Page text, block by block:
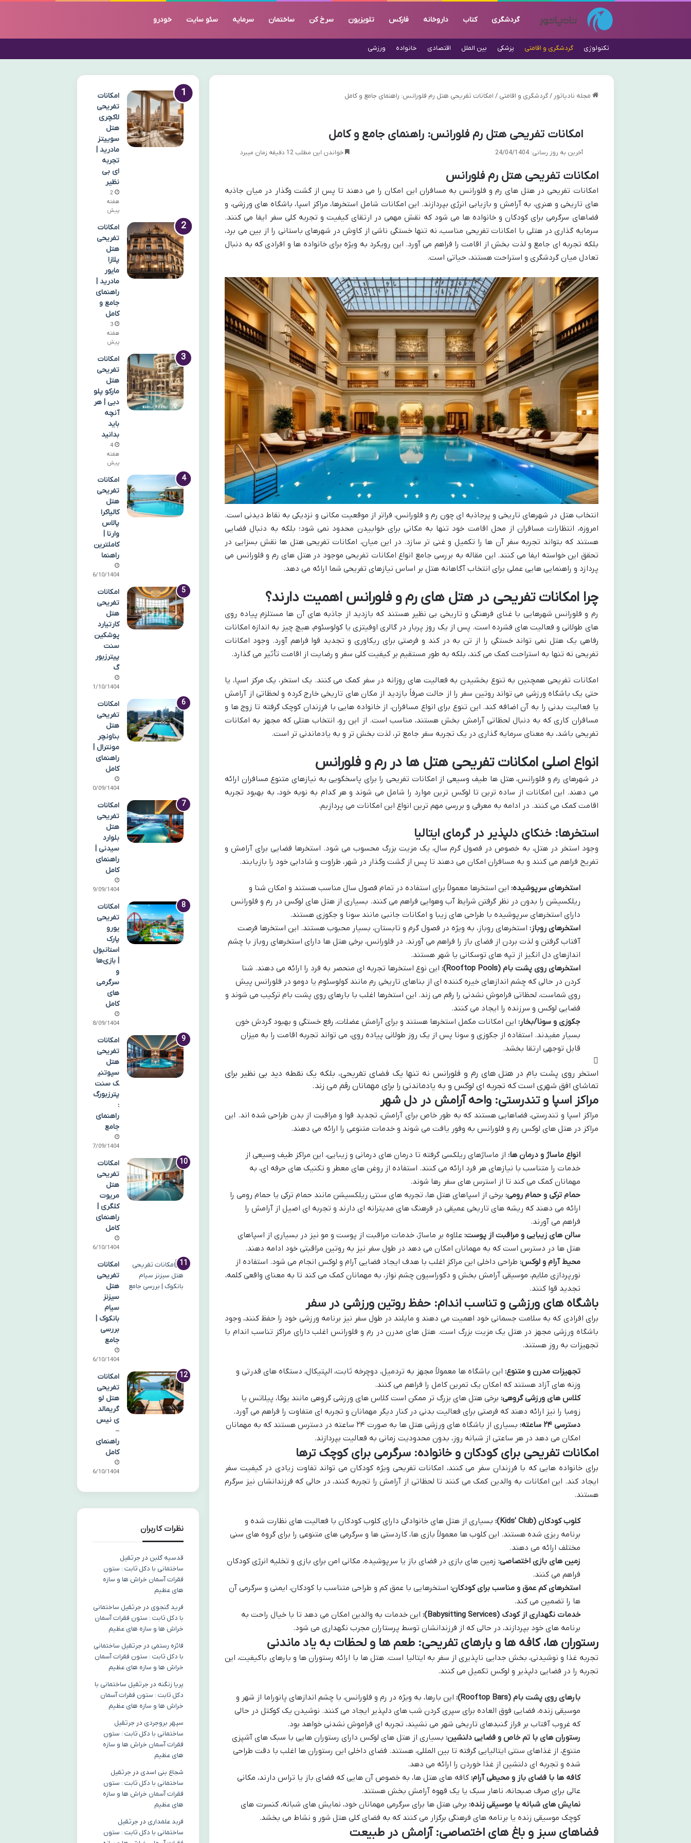
گردشگری کتاب داروخانه فارکس تلویزیون سرخ کن ساختمان سرمایه سئو سایت خودرو
تکنولوژی گردشگری و اقامتی پزشکی بین الملل اقتصادی خانواده ورزشی
مجله نادیاتور / گردشگری و اقامتی / امکانات تفریحی هتل رم فلورانس: راهنمای جامع و کامل
امکانات تفریحی هتل رم فلورانس: راهنمای جامع و کامل
آخرین به روز رسانی: 24/04/1404 خواندن این مطلب 12 دقیقه زمان میبرد
امکانات تفریحی هتل رم فلورانس
امکانات تفریحی در هتل های رم و فلورانس به مسافران این امکان را می دهند تا پس از گشت وگذار در میان جاذبه
های تاریخی و هنری، به آرامش و بازیابی انرژی بپردازند. این امکانات شامل استخرها، مراکز اسپا، باشگاه های ورزشی، و
فضاهای سرگرمی برای کودکان و خانواده ها می شود که نقش مهمی در ارتقای کیفیت و تجربه کلی سفر ایفا می کنند.
سرمایه گذاری در هتلی با امکانات تفریحی مناسب، نه تنها خستگی ناشی از کاوش در شهرهای باستانی را از بین می برد،
بلکه تجربه ای جامع و لذت بخش از اقامت را فراهم می آورد. این رویکرد به ویژه برای خانواده ها و افرادی که به دنبال
تعادل میان گردشگری و استراحت هستند، حیاتی است.
انتخاب هتل در شهرهای تاریخی و پرجاذبه ای چون رم و فلورانس، فراتر از موقعیت مکانی و نزدیکی به نقاط دیدنی است.
امروزه، انتظارات مسافران از محل اقامت خود تنها به مکانی برای خوابیدن محدود نمی شود؛ بلکه به دنبال فضایی
هستند که بتواند تجربه سفر آن ها را تکمیل و غنی تر سازد. در این میان، امکانات تفریحی هتل ها نقش بسزایی در
تحقق این خواسته ایفا می کنند. این مقاله به بررسی جامع انواع امکانات تفریحی موجود در هتل های رم و فلورانس می
پردازد و راهنمایی هایی عملی برای انتخاب آگاهانه هتل بر اساس نیازهای تفریحی شما ارائه می دهد.
چرا امکانات تفریحی در هتل های رم و فلورانس اهمیت دارند؟
رم و فلورانس شهرهایی با غنای فرهنگی و تاریخی بی نظیر هستند که بازدید از جاذبه های آن ها مستلزم پیاده روی
های طولانی و فعالیت های فشرده است. پس از یک روز پربار در گالری اوفیتزی یا کولوسئوم، هیچ چیز به اندازه امکانات
رفاهی یک هتل نمی تواند خستگی را از تن به در کند و فرصتی برای ریکاوری و تجدید قوا فراهم آورد. وجود امکانات
تفریحی نه تنها به استراحت کمک می کند، بلکه به طور مستقیم بر کیفیت کلی سفر و رضایت از اقامت تأثیر می گذارد.
امکانات تفریحی همچنین به تنوع بخشیدن به فعالیت های روزانه در سفر کمک می کنند. یک استخر، یک مرکز اسپا، یا
حتی یک باشگاه ورزشی می تواند روتین سفر را از حالت صرفاً بازدید از مکان های تاریخی خارج کرده و لحظاتی از آرامش
یا فعالیت بدنی را به آن اضافه کند. این تنوع برای انواع مسافران، از خانواده هایی با فرزندان کوچک گرفته تا زوج ها و
مسافران کاری که به دنبال لحظاتی آرامش بخش هستند، مناسب است. از این رو، انتخاب هتلی که مجهز به امکانات
تفریحی باشد، به معنای سرمایه گذاری در یک تجربه سفر جامع تر، لذت بخش تر و به یادماندنی تر است.
انواع اصلی امکانات تفریحی هتل ها در رم و فلورانس
در شهرهای رم و فلورانس، هتل ها طیف وسیعی از امکانات تفریحی را برای پاسخگویی به نیازهای متنوع مسافران ارائه
می دهند. این امکانات از ساده ترین تا لوکس ترین موارد را شامل می شوند و هر کدام به نوبه خود، به بهبود تجربه
اقامت کمک می کنند. در ادامه به معرفی و بررسی مهم ترین انواع این امکانات می پردازیم.
استخرها: خنکای دلپذیر در گرمای ایتالیا
وجود استخر در هتل، به خصوص در فصول گرم سال، یک مزیت بزرگ محسوب می شود. استخرها فضایی برای آرامش و
تفریح فراهم می کنند و به مسافران امکان می دهند تا پس از گشت وگذار در شهر، طراوت و شادابی خود را بازیابند.
استخرهای سرپوشیده: این استخرها معمولاً برای استفاده در تمام فصول سال مناسب هستند و امکان شنا و
ریلکسیشن را بدون در نظر گرفتن شرایط آب وهوایی فراهم می کنند. بسیاری از هتل های لوکس در رم و فلورانس
دارای استخرهای سرپوشیده با طراحی های زیبا و امکانات جانبی مانند سونا و جکوزی هستند.
استخرهای روباز: استخرهای روباز، به ویژه در فصول گرم و تابستان، بسیار محبوب هستند. این استخرها فرصت
آفتاب گرفتن و لذت بردن از فضای باز را فراهم می آورند. در فلورانس، برخی هتل ها دارای استخرهای روباز با چشم
اندازهای دل انگیز از تپه های توسکانی یا شهر هستند.
استخرهای روی پشت بام (Rooftop Pools):
این نوع استخرها تجربه ای منحصر به فرد را ارائه می دهند. شنا
کردن در حالی که چشم اندازهای خیره کننده ای از بناهای تاریخی رم مانند کولوسئوم یا دومو در فلورانس پیش
روی شماست، لحظاتی فراموش نشدنی را رقم می زند. این استخرها اغلب با بارهای روی پشت بام ترکیب می شوند و
فضایی لوکس و سرزنده را ایجاد می کنند.
جکوزی و سونا/بخار: این امکانات مکمل استخرها هستند و برای آرامش عضلات، رفع خستگی و بهبود گردش خون
بسیار مفیدند. استفاده از جکوزی و سونا پس از یک روز طولانی پیاده روی، می تواند تجربه اقامت را به میزان
قابل توجهی ارتقا بخشد.
استخر روی پشت بام در هتل های رم و فلورانس نه تنها یک فضای تفریحی، بلکه یک نقطه دید بی نظیر برای
تماشای افق شهری است که تجربه ای لوکس و به یادماندنی را برای مهمانان رقم می زند.
مراکز اسپا و تندرستی: واحه آرامش در دل شهر
مراکز اسپا و تندرستی، فضاهایی هستند که به طور خاص برای آرامش، تجدید قوا و مراقبت از بدن طراحی شده اند. این
مراکز در هتل های لوکس رم و فلورانس به وفور یافت می شوند و خدمات متنوعی را ارائه می دهند.
انواع ماساژ و درمان ها: از ماساژهای ریلکسی گرفته تا درمان های درمانی و زیبایی، این مراکز طیف وسیعی از
خدمات را متناسب با نیازهای هر فرد ارائه می کنند. استفاده از روغن های معطر و تکنیک های حرفه ای، به
مهمانان کمک می کند تا از استرس های سفر رها شوند.
حمام ترکی و حمام رومی: برخی از اسپاهای هتل ها، تجربه های سنتی ریلکسیشن مانند حمام ترکی یا حمام رومی را
ارائه می دهند که ریشه های تاریخی عمیقی در فرهنگ های مدیترانه ای دارند و تجربه ای اصیل از آرامش را
فراهم می آورند.
سالن های زیبایی و مراقبت از پوست: علاوه بر ماساژ، خدمات مراقبت از پوست و مو نیز در بسیاری از اسپاهای
هتل ها در دسترس است که به مهمانان امکان می دهد در طول سفر نیز به روتین مراقبتی خود ادامه دهند.
محیط آرام و لوکس: طراحی داخلی این مراکز اغلب با هدف ایجاد فضایی آرام و لوکس انجام می شود. استفاده از
نورپردازی ملایم، موسیقی آرامش بخش و دکوراسیون چشم نواز، به مهمانان کمک می کند تا به معنای واقعی کلمه،
تجدید قوا کنند.
باشگاه های ورزشی و تناسب اندام: حفظ روتین ورزشی در سفر
برای افرادی که به سلامت جسمانی خود اهمیت می دهند و مایلند در طول سفر نیز برنامه ورزشی خود را حفظ کنند، وجود
باشگاه ورزشی مجهز در هتل یک مزیت بزرگ است. هتل های مدرن در رم و فلورانس اغلب دارای مراکز تناسب اندام با
تجهیزات به روز هستند.
تجهیزات مدرن و متنوع: این باشگاه ها معمولاً مجهز به تردمیل، دوچرخه ثابت، الپتیکال، دستگاه های قدرتی و
وزنه های آزاد هستند که امکان یک تمرین کامل را فراهم می کنند.
کلاس های ورزشی گروهی: برخی هتل های بزرگ تر ممکن است کلاس های ورزشی گروهی مانند یوگا، پیلاتس یا
زومبا را نیز ارائه دهند که فرصتی برای فعالیت بدنی در کنار دیگر مهمانان و تجربه ای متفاوت را فراهم می آورد.
دسترسی ۲۴ ساعته:
بسیاری از باشگاه های ورزشی هتل ها به صورت ۲۴ ساعته در دسترس هستند که به مهمانان
امکان می دهد در هر ساعتی از شبانه روز، بدون محدودیت زمانی به فعالیت بپردازند.
امکانات تفریحی برای کودکان و خانواده: سرگرمی برای کوچک ترها
برای خانواده هایی که با فرزندان سفر می کنند، امکانات تفریحی ویژه کودکان می تواند تفاوت زیادی در کیفیت سفر
ایجاد کند. این امکانات به والدین کمک می کنند تا لحظاتی از آرامش را تجربه کنند، در حالی که فرزندانشان نیز سرگرم
هستند.
کلوب کودکان (Kids’ Club):
بسیاری از هتل های خانوادگی دارای کلوب کودکان با فعالیت های نظارت شده و
برنامه ریزی شده هستند. این کلوب ها معمولاً بازی ها، کاردستی ها و سرگرمی های متنوعی را برای گروه های سنی
مختلف ارائه می دهند.
زمین های بازی اختصاصی: زمین های بازی در فضای باز یا سرپوشیده، مکانی امن برای بازی و تخلیه انرژی کودکان
فراهم می کنند.
استخرهای کم عمق و مناسب برای کودکان: استخرهایی با عمق کم و طراحی متناسب با کودکان، ایمنی و سرگرمی آن
ها را تضمین می کند.
خدمات نگهداری از کودک (Babysitting Services):
این خدمات به والدین امکان می دهد تا با خیال راحت به
برنامه های خود بپردازند، در حالی که از فرزندانشان توسط پرستاران مجرب نگهداری می شود.
رستوران ها، کافه ها و بارهای تفریحی: طعم ها و لحظات به یاد ماندنی
تجربه غذا و نوشیدنی، بخش جدایی ناپذیری از سفر به ایتالیا است. هتل ها با ارائه رستوران ها و بارهای باکیفیت، این
تجربه را در فضایی دلپذیر و لوکس تکمیل می کنند.
بارهای روی پشت بام (Rooftop Bars):
این بارها، به ویژه در رم و فلورانس، با چشم اندازهای پانوراما از شهر و
موسیقی زنده، فضایی فوق العاده برای سپری کردن شب های دلپذیر ایجاد می کنند. نوشیدن یک کوکتل در حالی
که غروب آفتاب بر فراز گنبدهای تاریخی شهر می نشیند، تجربه ای فراموش نشدنی خواهد بود.
رستوران های با تم خاص و فضایی دلنشین: بسیاری از هتل های لوکس دارای رستوران هایی با سبک های آشپزی
متنوع، از غذاهای سنتی ایتالیایی گرفته تا بین المللی، هستند. فضای داخلی این رستوران ها اغلب با دقت طراحی
شده و تجربه ای دلنشین از غذا خوردن را ارائه می دهد.
کافه ها با فضای باز و محیطی آرام: کافه های هتل ها، به خصوص آن هایی که فضای باز یا تراس دارند، مکانی
عالی برای صرف صبحانه، ناهار سبک یا یک قهوه آرامش بخش هستند.
نمایش های شبانه یا موسیقی زنده: برخی هتل ها برای سرگرمی مهمانان خود، نمایش های شبانه، کنسرت های
کوچک موسیقی زنده یا برنامه های فرهنگی برگزار می کنند که به فضای کلی هتل شور و نشاط می بخشد.
فضاهای سبز و باغ های اختصاصی: آرامش در طبیعت
امکانات
تفریحی
لاکچری
هتل
سوییتز
مادرید |
تجربه
ای بی
نظیر
2
هفته
پیش
امکانات
تفریحی
هتل
پلازا
مایور
مادرید |
راهنمای
جامع و
کامل
3
هفته
پیش
امکانات
تفریحی
هتل
مارکو پلو
دبی | هر
آنچه
باید
بدانید
4
هفته
پیش
امکانات
تفریحی
هتل
کالیاکرا
پالاس
وارنا |
کاملترین
راهنما
06/10/1404
امکانات
تفریحی
هتل
کارتیارد
پوشکین
سنت
پیترزبور
گ
01/10/1404
امکانات
تفریحی
هتل
بناونچر
مونترال |
راهنمای
کامل
30/09/1404
امکانات
تفریحی
هتل
بلوارد
سیدنی |
راهنمای
کامل
29/09/1404
امکانات
تفریحی
یورو
پارک
استانبول
| بازی‌ها
و
سرگرمی‌
های
کامل
28/09/1404
امکانات
تفریحی
هتل
سپوتنی
ک سنت
پترزبورگ
:
راهنمای
جامع
27/09/1404
امکانات
تفریحی
هتل
مریوت
کلگری |
راهنمای
کامل
06/10/1404
امکانات
تفریحی
هتل
سیزنز
سیام
بانکوک |
بررسی
جامع
06/10/1404
امکانات
تفریحی
هتل لو
گریمالد
ی نیس
–
راهنمای
کامل
06/10/1404
نظرات کاربران
قدسیه گلبن در جرثقیل
ساختمانی با دکل ثابت : ستون
فقرات آسمان خراش ها و سازه
های عظیم
فرید گنجوی در جرثقیل ساختمانی
با دکل ثابت : ستون فقرات آسمان
خراش ها و سازه های عظیم
فائزه رستمی در جرثقیل ساختمانی
با دکل ثابت : ستون فقرات آسمان
خراش ها و سازه های عظیم
پریا زنگنه در جرثقیل ساختمانی با
دکل ثابت : ستون فقرات آسمان
خراش ها و سازه های عظیم
سپهر بروجردی در جرثقیل
ساختمانی با دکل ثابت : ستون
فقرات آسمان خراش ها و سازه
های عظیم
شجاع بنی اسدی در جرثقیل
ساختمانی با دکل ثابت : ستون
فقرات آسمان خراش ها و سازه
های عظیم
فربد علمداری در جرثقیل
ساختمانی با دکل ثابت : ستون